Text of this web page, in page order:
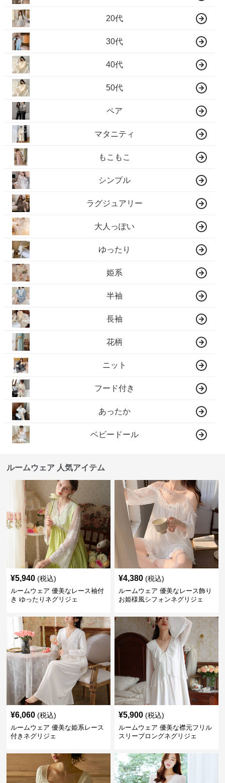
20代
30代
40代
50代
ペア
マタニティ
もこもこ
シンプル
ラグジュアリー
大人っぽい
ゆったり
姫系
半袖
長袖
花柄
ニット
フード付き
あったか
ベビードール
ルームウェア 人気アイテム
¥5,940 (税込)
ルームウェア 優美なレース袖付
き ゆったりネグリジェ
¥4,380 (税込)
ルームウェア 優美なレース飾り
お姫様風シフォンネグリジェ
¥6,060 (税込)
ルームウェア 優美な姫系レース
付きネグリジェ
¥5,900 (税込)
ルームウェア 優美な襟元フリル
スリーブロングネグリジェ